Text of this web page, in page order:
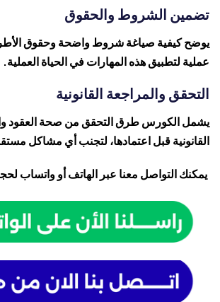
تضمين الشروط والحقوق
يوضح كيفية صياغة شروط واضحة وحقوق
عملية لتطبيق هذه المهارات في الحياة العملية.
التحقق والمراجعة القانونية
يشمل الكورس طرق التحقق من صحة العقود
القانونية قبل اعتمادها، لتجنب أي مشاكل
يمكنك التواصل معنا عبر الهاتف أو واتساب